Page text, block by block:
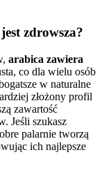
zdrowsza?
arabica zawiera
co dla wielu osób
w naturalne
złożony profil
zawartość
Jeśli szukasz
palarnie tworzą
ich najlepsze